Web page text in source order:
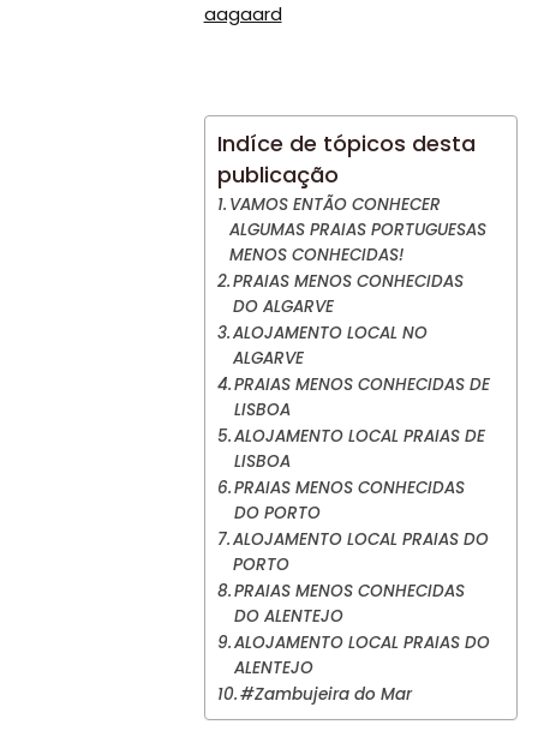
aagaard
Indíce de tópicos desta
publicação
VAMOS ENTÃO CONHECER
ALGUMAS PRAIAS PORTUGUESAS
MENOS CONHECIDAS!
PRAIAS MENOS CONHECIDAS
DO ALGARVE
ALOJAMENTO LOCAL NO
ALGARVE
PRAIAS MENOS CONHECIDAS DE
LISBOA
ALOJAMENTO LOCAL PRAIAS DE
LISBOA
PRAIAS MENOS CONHECIDAS
DO PORTO
ALOJAMENTO LOCAL PRAIAS DO
PORTO
PRAIAS MENOS CONHECIDAS
DO ALENTEJO
ALOJAMENTO LOCAL PRAIAS DO
ALENTEJO
#Zambujeira do Mar